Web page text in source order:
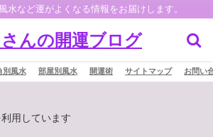
水など運がよくなる情報をお届けします。
んの開運ブログ
別風水 部屋別風水 開運術 サイトマップ お問い
用しています